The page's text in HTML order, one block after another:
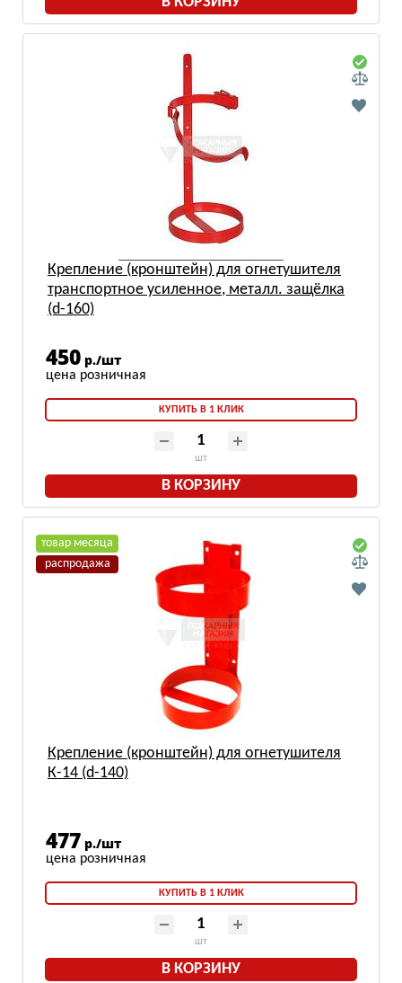
Крепление (кронштейн) для огнетушителя
транспортное усиленное, металл. защёлка
(d-160)
450 р./шт
КУПИТЬ В 1 КЛИК
шт
В КОРЗИНУ
товар месяца
распродажа
Крепление (кронштейн) для огнетушителя
К-14 (d-140)
477 р./шт
КУПИТЬ В 1 КЛИК
шт
В КОРЗИНУ